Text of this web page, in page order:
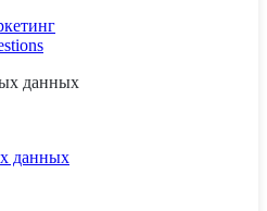
данных
данных